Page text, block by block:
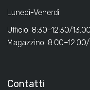
Lunedì-Venerdì
Ufficio: 8:30–12:30/
Magazzino:
Contatti